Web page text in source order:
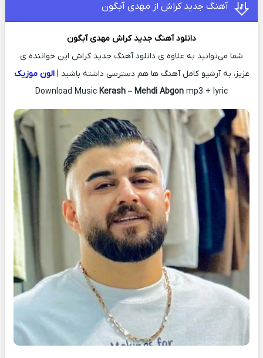
آهنگ جدید کراش از مهدی آبگون
دانلود آهنگ جدیدکراش مهدی آبگون
شما می‌توانید به علاوه ی دانلود آهنگ جدید کراش این خواننده ی
عزیز، به آرشیو کامل آهنگ ها هم دسترسی داشته باشید |الون موزیک
Download Music Kerash – Mehdi Abgon mp3 + lyric